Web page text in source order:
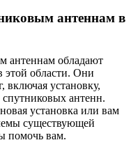
антеннам в
антеннам обладают
области. Они
включая установку,
антенн.
установка или вам
существующей
помочь вам.